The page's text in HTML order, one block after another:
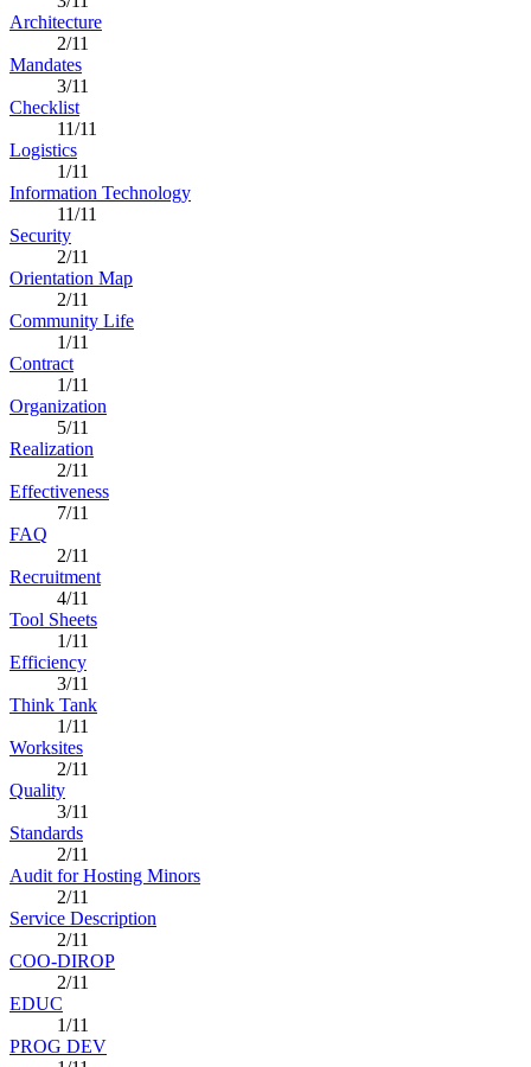
Architecture
2/11
Mandates
3/11
Checklist
11/11
Logistics
1/11
Information Technology
11/11
Security
2/11
Orientation Map
2/11
Community Life
1/11
Contract
1/11
Organization
5/11
Realization
2/11
Effectiveness
7/11
FAQ
2/11
Recruitment
4/11
Tool Sheets
1/11
Efficiency
3/11
Think Tank
1/11
Worksites
2/11
Quality
3/11
Standards
2/11
Audit for Hosting Minors
2/11
Service Description
2/11
COO-DIROP
2/11
EDUC
1/11
PROG DEV